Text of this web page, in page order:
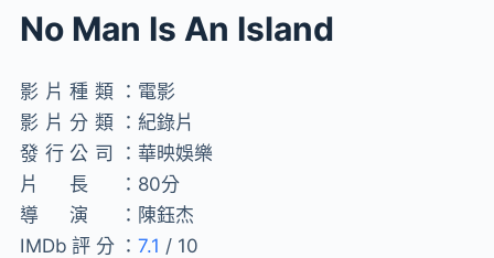
No Man Is An Island
影片種類： 電影
影片分類： 紀錄片
發行公司：華映娛樂
片長： 80分
導演： 陳鈺杰
IMDb評分：7.1 / 10